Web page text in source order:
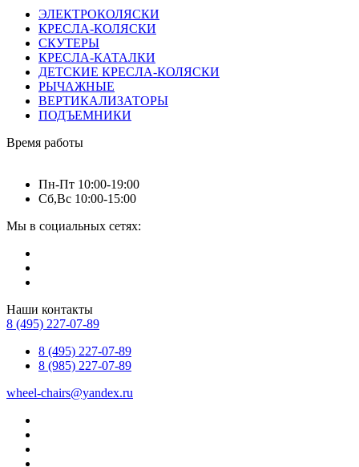
ЭЛЕКТРОКОЛЯСКИ
КРЕСЛА-КОЛЯСКИ
СКУТЕРЫ
КРЕСЛА-КАТАЛКИ
ДЕТСКИЕ КРЕСЛА-КОЛЯСКИ
РЫЧАЖНЫЕ
ВЕРТИКАЛИЗАТОРЫ
ПОДЪЕМНИКИ
Время работы
Пн-Пт 10:00-19:00
Сб,Вс 10:00-15:00
Мы в социальных сетях:
Наши контакты
8 (495) 227-07-89
8 (495) 227-07-89
8 (985) 227-07-89
wheel-chairs@yandex.ru